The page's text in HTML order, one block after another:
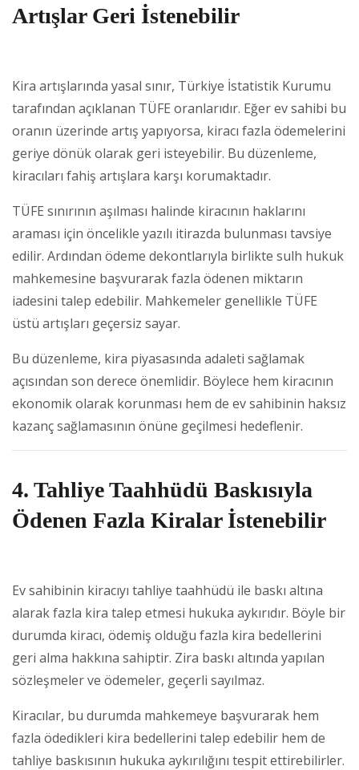
Artışlar Geri İstenebilir
Kira artışlarında yasal sınır, Türkiye İstatistik Kurumu
tarafından açıklanan TÜFE oranlarıdır. Eğer ev sahibi bu
oranın üzerinde artış yapıyorsa, kiracı fazla ödemelerini
geriye dönük olarak geri isteyebilir. Bu düzenleme,
kiracıları fahiş artışlara karşı korumaktadır.
TÜFE sınırının aşılması halinde kiracının haklarını
araması için öncelikle yazılı itirazda bulunması tavsiye
edilir. Ardından ödeme dekontlarıyla birlikte sulh hukuk
mahkemesine başvurarak fazla ödenen miktarın
iadesini talep edebilir. Mahkemeler genellikle TÜFE
üstü artışları geçersiz sayar.
Bu düzenleme, kira piyasasında adaleti sağlamak
açısından son derece önemlidir. Böylece hem kiracının
ekonomik olarak korunması hem de ev sahibinin haksız
kazanç sağlamasının önüne geçilmesi hedeflenir.
4. Tahliye Taahhüdü Baskısıyla
Ödenen Fazla Kiralar İstenebilir
Ev sahibinin kiracıyı tahliye taahhüdü ile baskı altına
alarak fazla kira talep etmesi hukuka aykırıdır. Böyle bir
durumda kiracı, ödemiş olduğu fazla kira bedellerini
geri alma hakkına sahiptir. Zira baskı altında yapılan
sözleşmeler ve ödemeler, geçerli sayılmaz.
Kiracılar, bu durumda mahkemeye başvurarak hem
fazla ödedikleri kira bedellerini talep edebilir hem de
tahliye baskısının hukuka aykırılığını tespit ettirebilirler.